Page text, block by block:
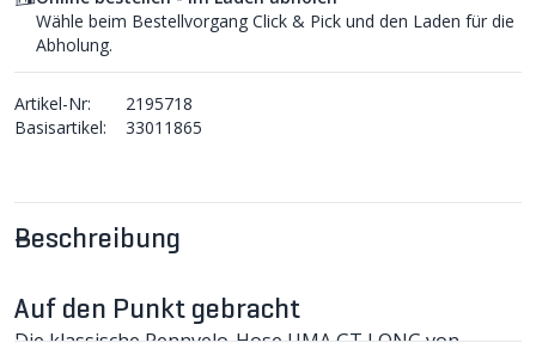
Beschreibung
Auf den Punkt gebracht
Die klassische Rennvelo-Hose UMA GT LONG von
Wähle beim Bestellvorgang Click & Pick und den Laden für die
Abholung.
Artikel-Nr:
2195718
Basisartikel:
33011865